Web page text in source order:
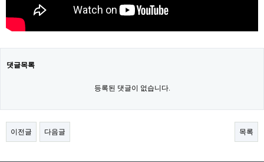
댓글목록
등록된 댓글이 없습니다.
이전글 다음글 목록